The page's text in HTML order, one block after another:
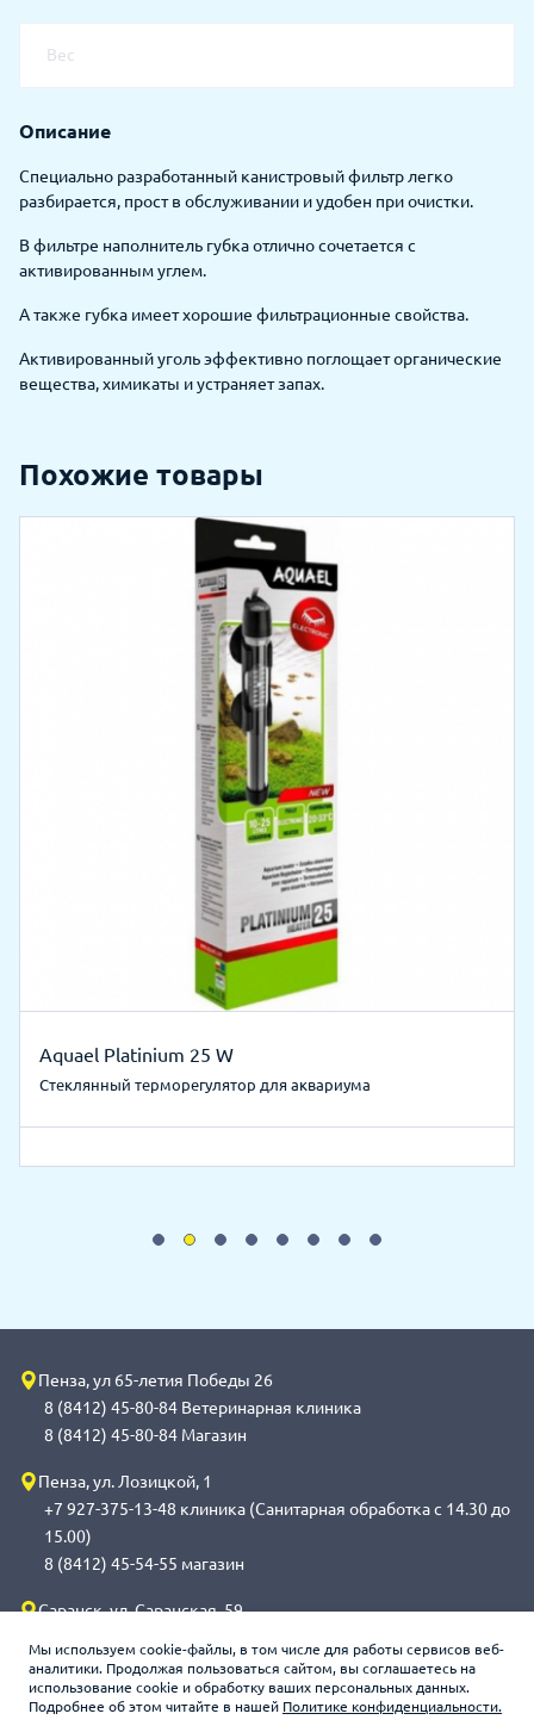
Мы используем cookie-файлы, в том числе для работы сервисов веб-
аналитики. Продолжая пользоваться сайтом, вы соглашаетесь на
использование cookie и обработку ваших персональных данных.
Подробнее об этом читайте в нашей Политике конфиденциальности.
Вес
Описание
Специально разработанный канистровый фильтр легко
разбирается, прост в обслуживании и удобен при очистки.
В фильтре наполнитель губка отлично сочетается с
активированным углем.
А также губка имеет хорошие фильтрационные свойства.
Активированный уголь эффективно поглощает органические
вещества, химикаты и устраняет запах.
Похожие товары
Aquael Platinium 25 W
Стеклянный терморегулятор для аквариума
Пенза, ул 65-летия Победы 26
8 (8412) 45-80-84 Ветеринарная клиника
8 (8412) 45-80-84 Магазин
Пенза, ул. Лозицкой, 1
+7 927-375-13-48 клиника (Санитарная обработка с 14.30 до
15.00)
8 (8412) 45-54-55 магазин
Саранск, ул. Саранская, 59
обработка с 14.00 до 14.30)
8 (8342) 272-275 магазин